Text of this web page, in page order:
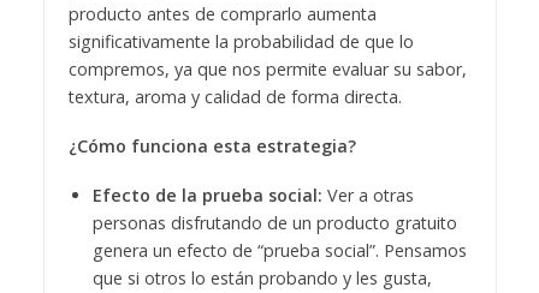
producto antes de comprarlo aumenta
significativamente la probabilidad de que lo
compremos, ya que nos permite evaluar su sabor,
textura, aroma y calidad de forma directa.
¿Cómo funciona esta estrategia?
Efecto de la prueba social: Ver a otras
personas disfrutando de un producto gratuito
genera un efecto de “prueba social”. Pensamos
que si otros lo están probando y les gusta,